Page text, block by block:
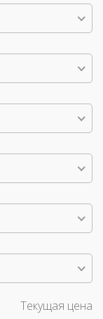
Текущая цена